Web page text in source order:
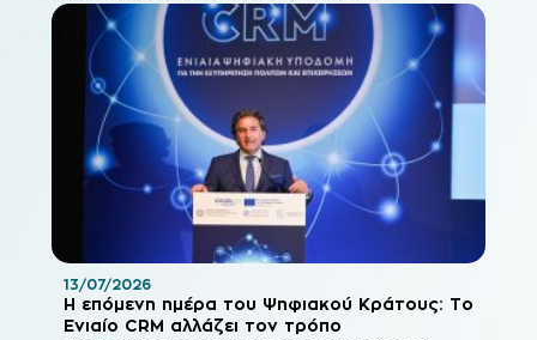
Η επόμενη ημέρα του Ψηφιακού Κράτους: Το
Ενιαίο CRM αλλάζει τον τρόπο
13/07/2026